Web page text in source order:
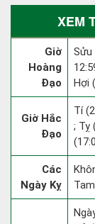
XEM
Giờ
Hoàng
Đạo
Sửu
Hợi
Giờ Hắc
Đạo
Tí
; Tỵ
Các
Ngày Kỵ